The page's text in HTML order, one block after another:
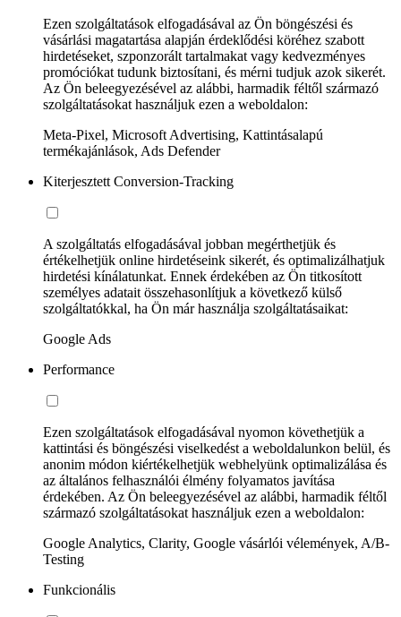
Ezen szolgáltatások elfogadásával az Ön böngészési és
vásárlási magatartása alapján érdeklődési köréhez szabott
hirdetéseket, szponzorált tartalmakat vagy kedvezményes
promóciókat tudunk biztosítani, és mérni tudjuk azok sikerét.
Az Ön beleegyezésével az alábbi, harmadik féltől származó
szolgáltatásokat használjuk ezen a weboldalon:
Meta-Pixel, Microsoft Advertising, Kattintásalapú
termékajánlások, Ads Defender
Kiterjesztett Conversion-Tracking
A szolgáltatás elfogadásával jobban megérthetjük és
értékelhetjük online hirdetéseink sikerét, és optimalizálhatjuk
hirdetési kínálatunkat. Ennek érdekében az Ön titkosított
személyes adatait összehasonlítjuk a következő külső
szolgáltatókkal, ha Ön már használja szolgáltatásaikat:
Google Ads
Performance
Ezen szolgáltatások elfogadásával nyomon követhetjük a
kattintási és böngészési viselkedést a weboldalunkon belül, és
anonim módon kiértékelhetjük webhelyünk optimalizálása és
az általános felhasználói élmény folyamatos javítása
érdekében. Az Ön beleegyezésével az alábbi, harmadik féltől
származó szolgáltatásokat használjuk ezen a weboldalon:
Google Analytics, Clarity, Google vásárlói vélemények, A/B-
Testing
Funkcionális